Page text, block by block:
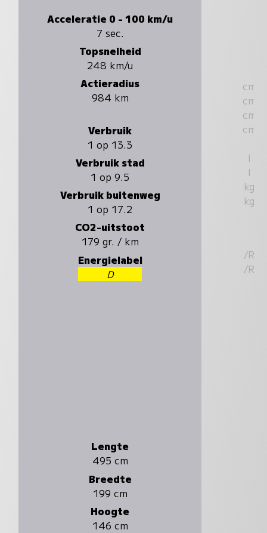
Acceleratie 0 - 100 km/u
7 sec.
Topsnelheid
248 km/u
Actieradius
984 km
Verbruik
1 op 13.3
Verbruik stad
1 op 9.5
Verbruik buitenweg
1 op 17.2
CO2-uitstoot
179 gr. / km
Energielabel
D
Lengte
495 cm
Breedte
199 cm
Hoogte
146 cm
cm
cm
cm
cm
l
l
kg
kg
/R
/R